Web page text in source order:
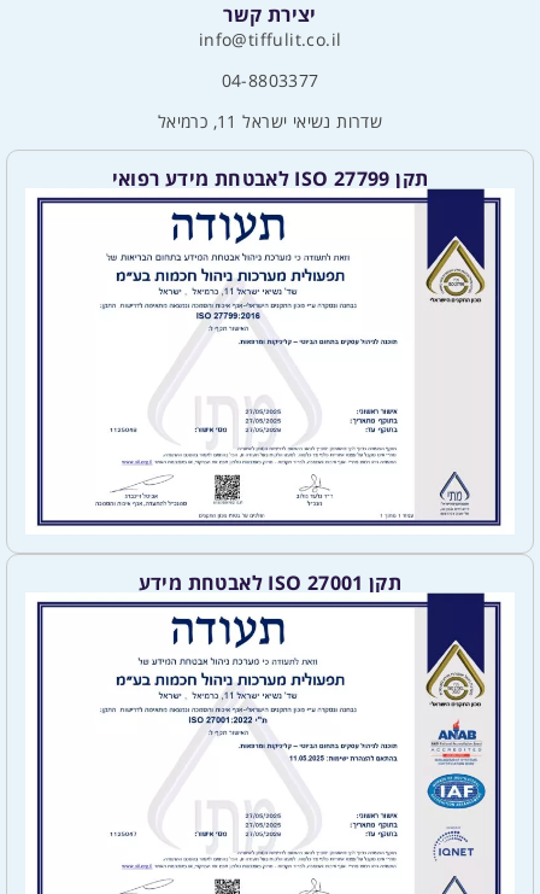
יצירת קשר
info@tiffulit.co.il
04-8803377
שדרות נשיאי ישראל 11, כרמיאל
תקן ISO 27799 לאבטחת מידע רפואי
תקן ISO 27001 לאבטחת מידע